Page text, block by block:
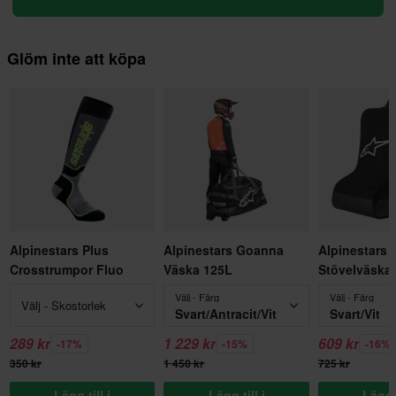
Glöm inte att köpa
Alpinestars Plus
Crosstrumpor Fluo
Välj - Skostorlek
289 kr -17%
350 kr
Alpinestars Goanna
Väska 125L
Välj - Färg
Svart/Antracit/Vit
1 229 kr -15%
1 450 kr
Alpinestars
Stövelväska
Välj - Färg
Svart/Vit
609 kr -16%
725 kr